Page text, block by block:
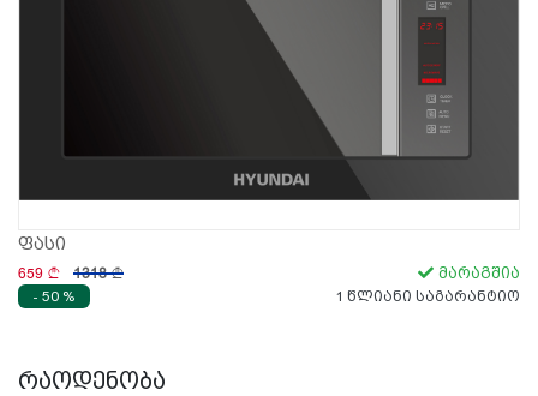
ფასი
659 1318 მარაგშია
- 50 % 1 წლიანი საგარანტიო
რაოდენობა